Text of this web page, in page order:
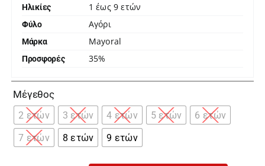
Ηλικίες 1 έως 9 ετών
Φύλο Αγόρι
Μάρκα Mayoral
Προσφορές 35%
Μέγεθος
2 ετών 3 ετών 4 ετών 5 ετών
6 ετών
7 ετών
8 ετών 9 ετών